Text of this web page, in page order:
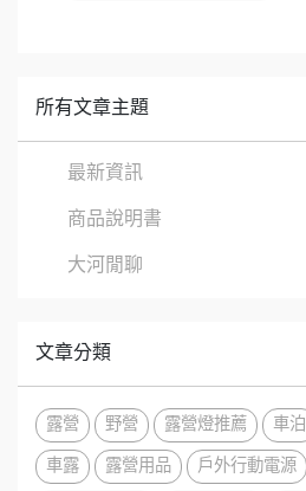
所有文章主題
最新資訊
商品說明書
大河閒聊
文章分類
露營 野營 露營燈推薦 車泊
車露
露營用品 戶外行動電源